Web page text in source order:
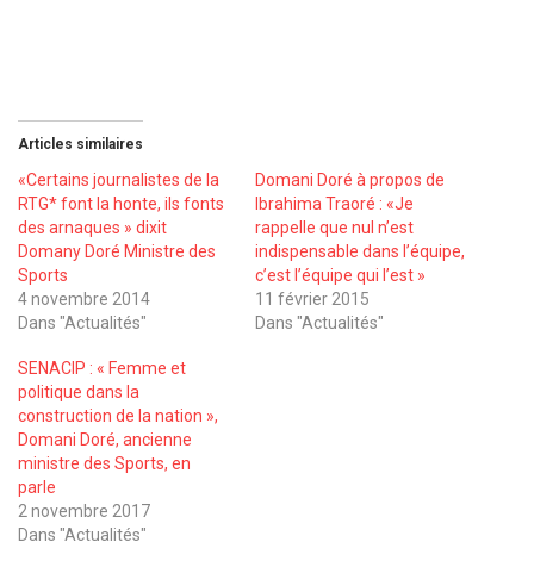
Articles similaires
«Certains journalistes de la
RTG* font la honte, ils fonts
des arnaques » dixit
Domany Doré Ministre des
Sports
4 novembre 2014
Dans "Actualités"
Domani Doré à propos de
Ibrahima Traoré : «Je
rappelle que nul n’est
indispensable dans l’équipe,
c’est l’équipe qui l’est »
11 février 2015
Dans "Actualités"
SENACIP : « Femme et
politique dans la
construction de la nation »,
Domani Doré, ancienne
ministre des Sports, en
parle
2 novembre 2017
Dans "Actualités"